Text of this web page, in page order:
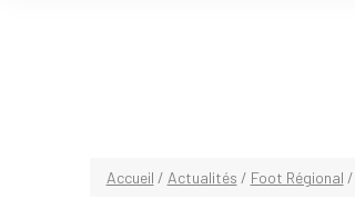
Accueil / Actualités / Foot Régional /